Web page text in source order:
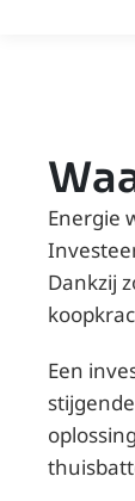
Energie
Dankzij
Een